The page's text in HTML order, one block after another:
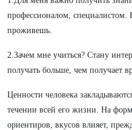
профессионалом, специалистом.
проживешь.
2.Зачем мне учиться? Стану
получать больше, чем получает
Ценности человека
течении всей его жизни. На
ориентиров, вкусов влияет,